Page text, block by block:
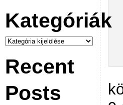
Kategóriák
Kategóriák
Recent
Posts